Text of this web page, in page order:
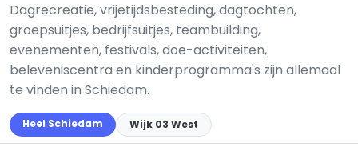
Dagrecreatie, vrijetijdsbesteding, dagtochten,
groepsuitjes, bedrijfsuitjes, teambuilding,
evenementen, festivals, doe-activiteiten,
beleveniscentra en kinderprogramma's zijn allemaal
te vinden in Schiedam.
Heel Schiedam Wijk 03 West